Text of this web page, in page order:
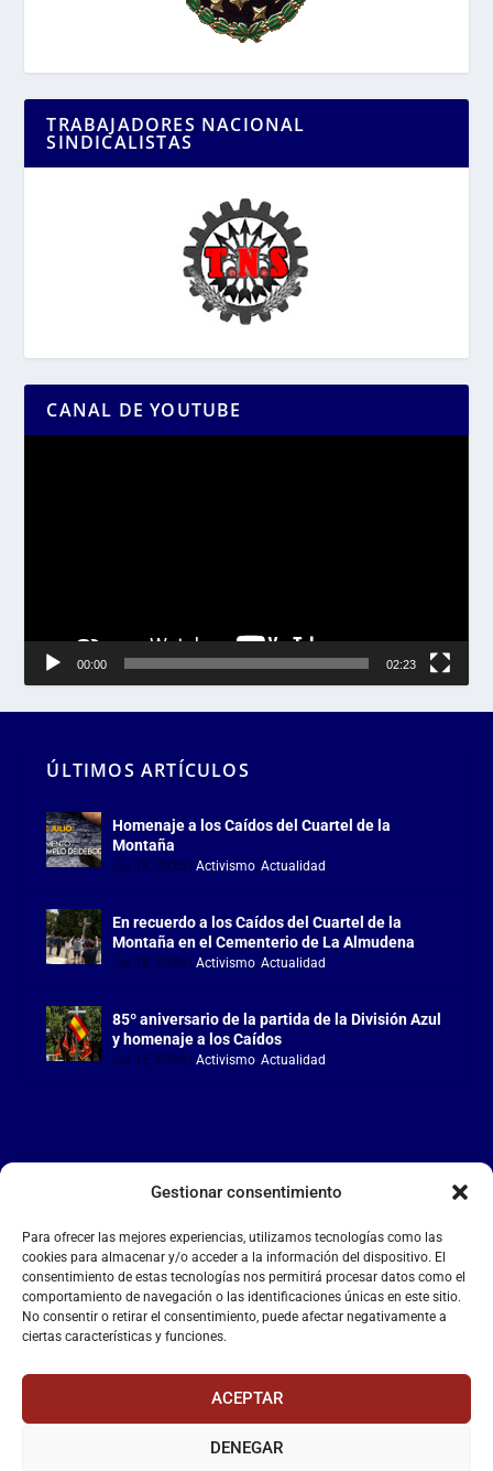
Gestionar consentimiento
Para ofrecer las mejores experiencias, utilizamos tecnologías como las
cookies para almacenar y/o acceder a la información del dispositivo. El
consentimiento de estas tecnologías nos permitirá procesar datos como el
comportamiento de navegación o las identificaciones únicas en este sitio.
No consentir o retirar el consentimiento, puede afectar negativamente a
ciertas características y funciones.
ACEPTAR
DENEGAR
TRABAJADORES NACIONAL
SINDICALISTAS
CANAL DE YOUTUBE
00:00 02:23
ÚLTIMOS ARTÍCULOS
Homenaje a los Caídos del Cuartel de la
Montaña
Jul 18, 2026 |Activismo,Actualidad
En recuerdo a los Caídos del Cuartel de la
Montaña en el Cementerio de La Almudena
Jul 18, 2026 |Activismo,Actualidad
85º aniversario de la partida de la División Azul
y homenaje a los Caídos
Jul 15, 2026 |Activismo,Actualidad
LA FALANGE
Reproductor
de
vídeo